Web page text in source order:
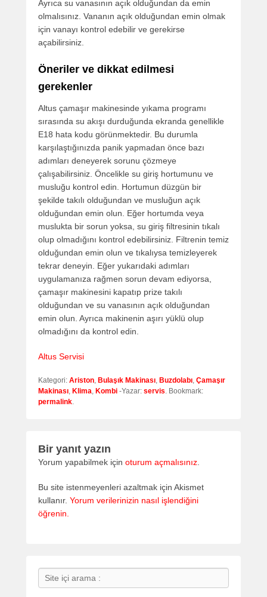
Ayrıca su vanasının açık olduğundan da emin
olmalısınız. Vananın açık olduğundan emin olmak
için vanayı kontrol edebilir ve gerekirse
açabilirsiniz.
Öneriler ve dikkat edilmesi
gerekenler
Altus çamaşır makinesinde yıkama programı
sırasında su akışı durduğunda ekranda genellikle
E18 hata kodu görünmektedir. Bu durumla
karşılaştığınızda panik yapmadan önce bazı
adımları deneyerek sorunu çözmeye
çalışabilirsiniz. Öncelikle su giriş hortumunu ve
musluğu kontrol edin. Hortumun düzgün bir
şekilde takılı olduğundan ve musluğun açık
olduğundan emin olun. Eğer hortumda veya
muslukta bir sorun yoksa, su giriş filtresinin tıkalı
olup olmadığını kontrol edebilirsiniz. Filtrenin temiz
olduğundan emin olun ve tıkalıysa temizleyerek
tekrar deneyin. Eğer yukarıdaki adımları
uygulamanıza rağmen sorun devam ediyorsa,
çamaşır makinesini kapatıp prize takılı
olduğundan ve su vanasının açık olduğundan
emin olun. Ayrıca makinenin aşırı yüklü olup
olmadığını da kontrol edin.
Altus Servisi
Kategori: Ariston, Bulaşık Makinası, Buzdolabı, Çamaşır
Makinası, Klima, Kombi -Yazar: servis. Bookmark:
permalink.
Bir yanıt yazın
Yorum yapabilmek için oturum açmalısınız.
Bu site istenmeyenleri azaltmak için Akismet
kullanır. Yorum verilerinizin nasıl işlendiğini
öğrenin.
Search